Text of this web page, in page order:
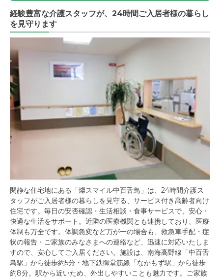
経験豊富な介護スタッフが、24時間ご入居者様の暮らし
を見守ります
閑静な住宅地にある「燦スマイル中百舌鳥」は、24時間介護ス
タッフがご入居者様の暮らしを見守る、サービス付き高齢者向け
住宅です。毎日の安否確認・生活相談・食事サービスで、安心・
快適な生活をサポート。近隣の医療機関とも連携しており、医療
体制も万全です。体調急変など万が一の場合も、救急車手配・症
状の報告・ご家族のみなさまへの連絡など、迅速に対応いたしま
すので、安心してご入居ください。施設は、南海高野線「中百舌
鳥駅」から徒歩約5分・地下鉄御堂筋線「なかもず駅」から徒歩
約8分。駅から近いため、外出しやすいことも魅力です。ご家族